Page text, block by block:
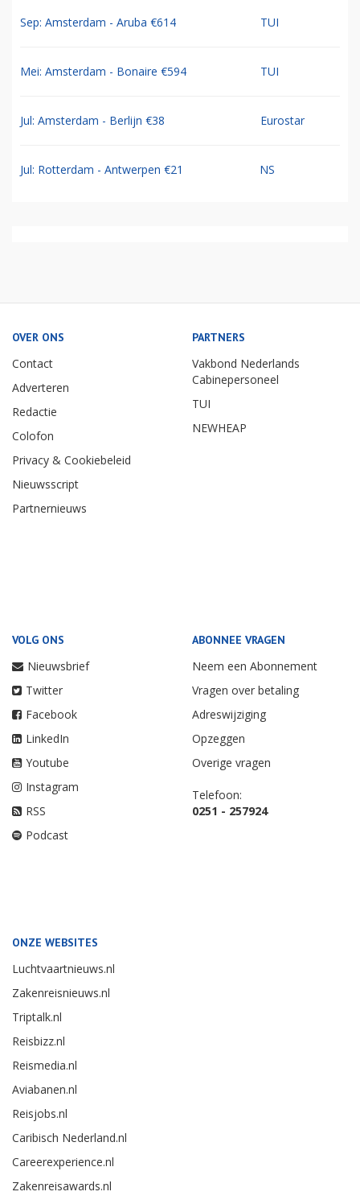
Sep: Amsterdam - Aruba €614 TUI
Mei: Amsterdam - Bonaire €594 TUI
Jul: Amsterdam - Berlijn €38 Eurostar
Jul: Rotterdam - Antwerpen €21 NS
OVER ONS
Contact
Adverteren
Redactie
Colofon
Privacy & Cookiebeleid
Nieuwsscript
Partnernieuws
PARTNERS
Vakbond Nederlands
Cabinepersoneel
TUI
NEWHEAP
VOLG ONS
Nieuwsbrief
Twitter
Facebook
LinkedIn
Youtube
Instagram
RSS
Podcast
ABONNEE VRAGEN
Neem een Abonnement
Vragen over betaling
Adreswijziging
Opzeggen
Overige vragen
Telefoon:
0251 - 257924
ONZE WEBSITES
Luchtvaartnieuws.nl
Zakenreisnieuws.nl
Triptalk.nl
Reisbizz.nl
Reismedia.nl
Aviabanen.nl
Reisjobs.nl
Caribisch Nederland.nl
Careerexperience.nl
Zakenreisawards.nl